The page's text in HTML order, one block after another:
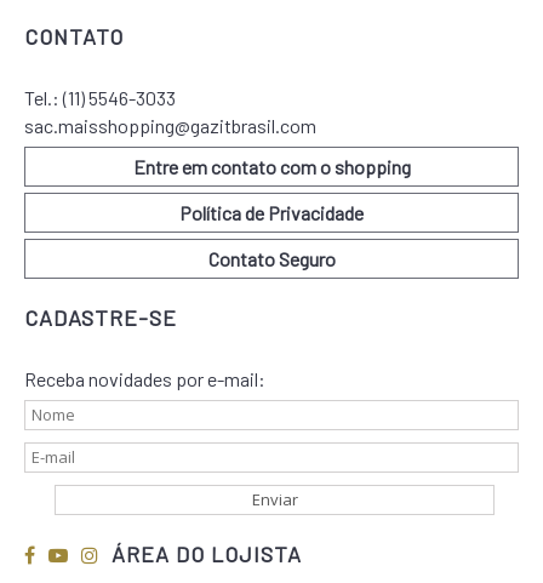
CONTATO
Tel.:(11) 5546-3033
sac.maisshopping@gazitbrasil.com
Entre em contato com o shopping
Política de Privacidade
Contato Seguro
CADASTRE-SE
Receba novidades por e-mail:
ÁREA DO LOJISTA